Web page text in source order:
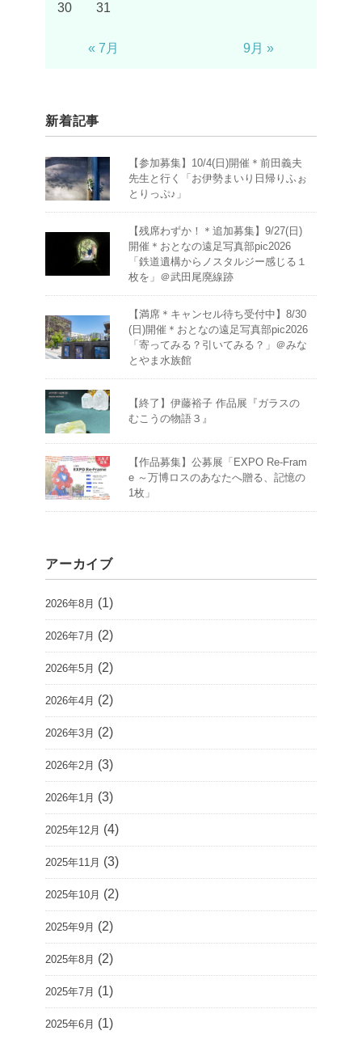
30 31
« 7月 9月 »
新着記事
【参加募集】10/4(日)開催＊前田義夫
先生と行く「お伊勢まいり日帰りふぉ
とりっぷ♪」
【残席わずか！＊追加募集】9/27(日)
開催＊おとなの遠足写真部pic2026
「鉄道遺構からノスタルジー感じる１
枚を」＠武田尾廃線跡
【満席＊キャンセル待ち受付中】8/30
(日)開催＊おとなの遠足写真部pic2026
「寄ってみる？引いてみる？」＠みな
とやま水族館
【終了】伊藤裕子 作品展『ガラスの
むこうの物語３』
【作品募集】公募展「EXPO Re-Fram
e ～万博ロスのあなたへ贈る、記憶の
1枚」
アーカイブ
2026年8月 (1)
2026年7月 (2)
2026年5月 (2)
2026年4月 (2)
2026年3月 (2)
2026年2月 (3)
2026年1月 (3)
2025年12月 (4)
2025年11月 (3)
2025年10月 (2)
2025年9月 (2)
2025年8月 (2)
2025年7月 (1)
2025年6月 (1)